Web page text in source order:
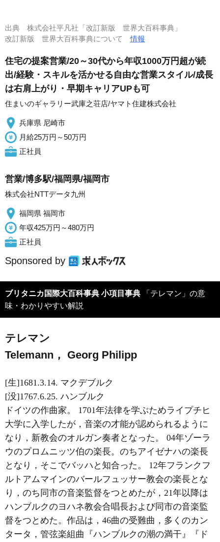
出典 株式会社平凡社「改訂新版 世界大百科事典」
改訂新版 世界大百科事典について情報
住宅の提案営業/20～30代から年収1000万円超が続
出/経験・スキルを活かせる自由な営業スタイル/成長
は右肩上がり・早期キャリアUPも可
住まいのギャラリー武庫之荘店/ヤマト住建株式会社
兵庫県 尼崎市
月給25万円～50万円
正社員
営業/博多駅/福岡県/福岡市
株式会社NTTデータ九州
福岡県 福岡市
年収425万円～480万円
正社員
Sponsored by
ブリタニカ国際大百科事典 小項目事典 「テレマン」の意
味・わかりやすい解説
テレマン
Telemann， Georg Philipp
[生]1681.3.14. マクデブルク
[没]1767.6.25. ハンブルク
ドイツの作曲家。 1701年法律を学ぶためライプチヒ
大学に入学したが，音楽の才能が認められるように
なり，新教会のオルガン奏者となった。 04年ゾーラ
ウのプロムニッツ伯の楽長。のちアイゼナハの楽長
となり，そこでバッハと知合った。 12年フランクフ
ルトアムマインのバールフュッサー教会の楽長とな
り，のち同市の音楽監督をつとめたが，21年以降は
ハンブルクのヨハネ教会合唱長および同市の音楽監
督をつとめた。作品は，46曲の受難曲，多くのカン
タータ，管弦楽組曲『ハンブルクの潮の満干』『ド